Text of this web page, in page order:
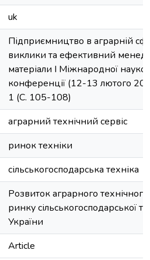
uk
Підприємництво в аграрній
виклики та ефективний
матеріали І Міжнародної
конференції (12-13 лютого
1 (С. 105-108)
аграрний технічний сервіс
ринок техніки
сільськогосподарська техніка
Розвиток аграрного технічного
ринку сільськогосподарської
України
Article